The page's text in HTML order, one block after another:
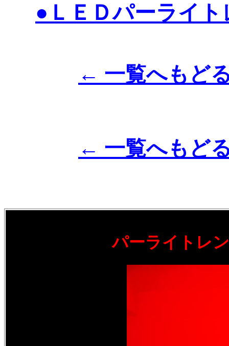
●ＬＥＤパーライ
← 一覧へもど
← 一覧へもど
パーライトレ